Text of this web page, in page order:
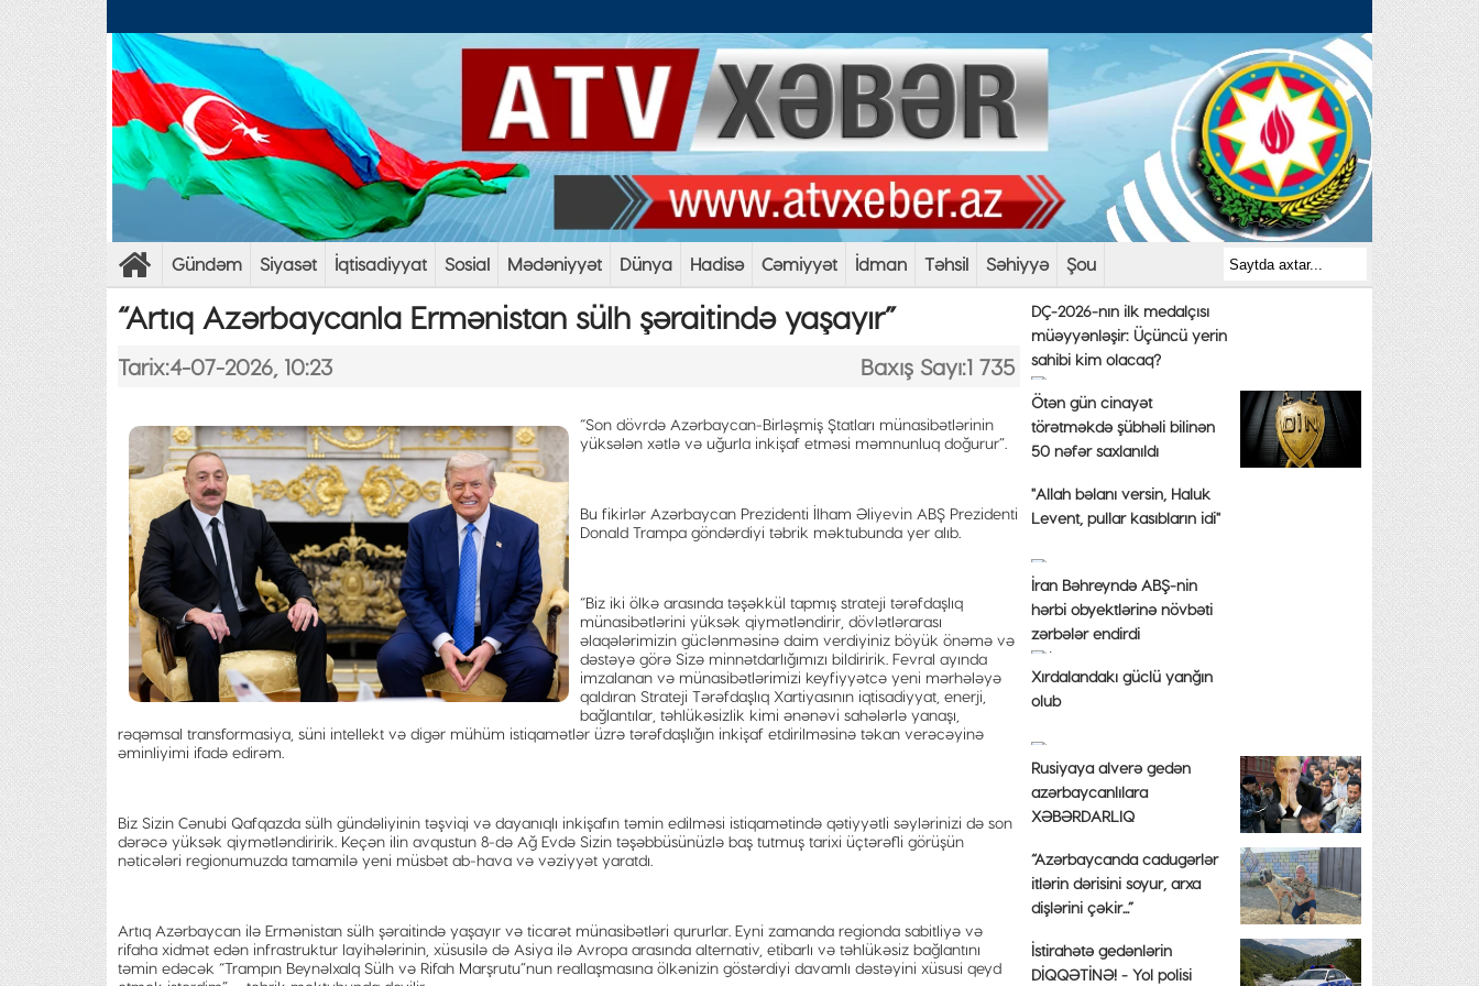
Gündəm Siyasət İqtisadiyyat Sosial Mədəniyyət Dünya Hadisə Cəmiyyət İdman Təhsil Səhiyyə Şou
“Artıq Azərbaycanla Ermənistan sülh şəraitində yaşayır”
Tarix:4-07-2026, 10:23 Baxış Sayı:1 735
“Son dövrdə Azərbaycan-Birləşmiş Ştatları münasibətlərinin
yüksələn xətlə və uğurla inkişaf etməsi məmnunluq doğurur”.
Bu fikirlər Azərbaycan Prezidenti İlham Əliyevin ABŞ Prezidenti
Donald Trampa göndərdiyi təbrik məktubunda yer alıb.
“Biz iki ölkə arasında təşəkkül tapmış strateji tərəfdaşlıq
münasibətlərini yüksək qiymətləndirir, dövlətlərarası
əlaqələrimizin güclənməsinə daim verdiyiniz böyük önəmə və
dəstəyə görə Sizə minnətdarlığımızı bildiririk. Fevral ayında
imzalanan və münasibətlərimizi keyfiyyətcə yeni mərhələyə
qaldıran Strateji Tərəfdaşlıq Xartiyasının iqtisadiyyat, enerji,
bağlantılar, təhlükəsizlik kimi ənənəvi sahələrlə yanaşı,
rəqəmsal transformasiya, süni intellekt və digər mühüm istiqamətlər üzrə tərəfdaşlığın inkişaf etdirilməsinə təkan verəcəyinə
əminliyimi ifadə edirəm.
Biz Sizin Cənubi Qafqazda sülh gündəliyinin təşviqi və dayanıqlı inkişafın təmin edilməsi istiqamətində qətiyyətli səylərinizi də son
dərəcə yüksək qiymətləndiririk. Keçən ilin avqustun 8-də Ağ Evdə Sizin təşəbbüsünüzlə baş tutmuş tarixi üçtərəfli görüşün
nəticələri regionumuzda tamamilə yeni müsbət ab-hava və vəziyyət yaratdı.
Artıq Azərbaycan ilə Ermənistan sülh şəraitində yaşayır və ticarət münasibətləri qururlar. Eyni zamanda regionda sabitliyə və
rifaha xidmət edən infrastruktur layihələrinin, xüsusilə də Asiya ilə Avropa arasında alternativ, etibarlı və təhlükəsiz bağlantını
təmin edəcək “Trampın Beynəlxalq Sülh və Rifah Marşrutu”nun reallaşmasına ölkənizin göstərdiyi davamlı dəstəyini xüsusi qeyd
DÇ-2026-nın ilk medalçısı
müəyyənləşir: Üçüncü yerin
sahibi kim olacaq?
Ötən gün cinayət
törətməkdə şübhəli bilinən
50 nəfər saxlanıldı
"Allah bəlanı versin, Haluk
Levent, pullar kasıbların idi"
İran Bəhreyndə ABŞ-nin
hərbi obyektlərinə növbəti
zərbələr endirdi
Xırdalandakı güclü yanğın
olub
Rusiyaya alverə gedən
azərbaycanlılara
XƏBƏRDARLIQ
“Azərbaycanda cadugərlər
itlərin dərisini soyur, arxa
dişlərini çəkir...”
İstirahətə gedənlərin
DİQQƏTİNƏ! - Yol polisi